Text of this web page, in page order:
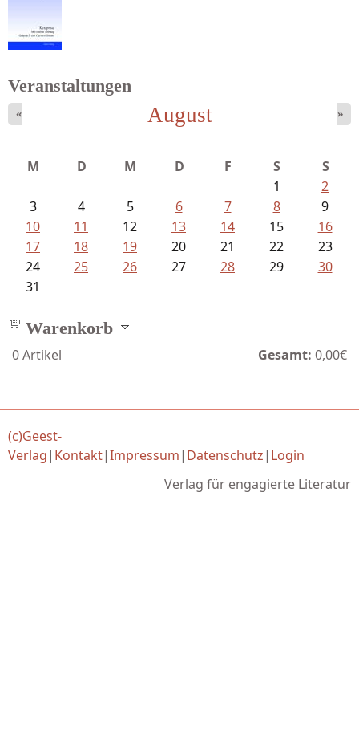
Schaffelhofer, Jörg - knapp am...
Veranstaltungen
August
« »
M D M D F S
S
1
2
3
4 5 6 7 8
9
10
11 12 13 14 15
16
17
18 19 20 21 22
23
24
25 26 27 28 29
30
31
Warenkorb
0Artikel Gesamt: 0,00€
(c)Geest-
Verlag| Kontakt|Impressum| Datenschutz| Login
Verlag für engagierte Literatur